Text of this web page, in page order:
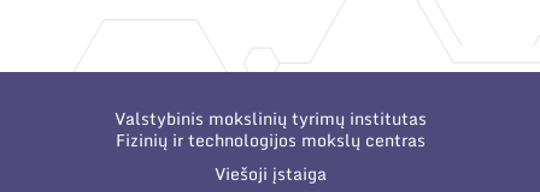
Narystė nacionalinėse ir tarptautinėse
organizacijose bei asociacijose
Valstybinis mokslinių tyrimų institutas
Fizinių ir technologijos mokslų centras
Viešoji įstaiga